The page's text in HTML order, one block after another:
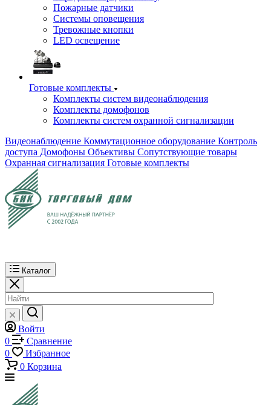
Пожарные датчики
Системы оповещения
Тревожные кнопки
LED освещение
Готовые комплекты
Комплекты систем видеонаблюдения
Комплекты домофонов
Комплекты систем охранной сигнализации
Видеонаблюдение Коммутационное оборудование Контроль
доступа Домофоны Объективы Сопутствующие товары
Охранная сигнализация Готовые комплекты
Каталог
Войти
0
Сравнение
0
Избранное
0 Корзина